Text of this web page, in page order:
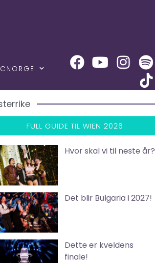
FULL GUIDE TIL WIEN 2026
Hvor skal vi til neste år?
Det blir Bulgaria i 2027!
Dette er kveldens
finale!